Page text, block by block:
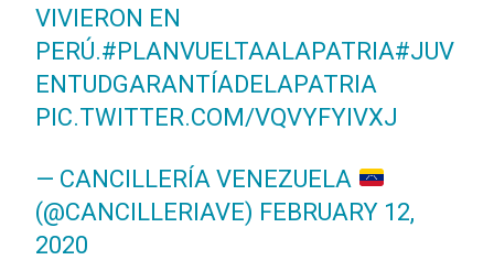
VIVIERON EN
PERÚ.#PLANVUELTAALAPATRIA#JUV
ENTUDGARANTÍADELAPATRIA
PIC.TWITTER.COM/VQVYFYIVXJ
— CANCILLERÍA VENEZUELA
(@CANCILLERIAVE) FEBRUARY 12,
2020